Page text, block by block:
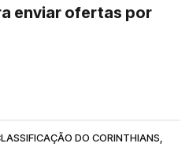
enviar ofertas por
DO CORINTHIANS,